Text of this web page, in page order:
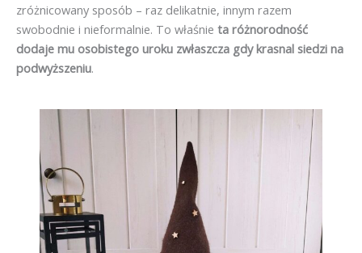
zróżnicowany sposób – raz delikatnie, innym razem
swobodnie i nieformalnie. To właśnie ta różnorodność
dodaje mu osobistego uroku zwłaszcza gdy krasnal siedzi na
podwyższeniu.